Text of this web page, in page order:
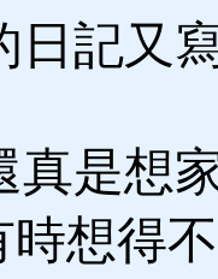
記又
是想
時想得